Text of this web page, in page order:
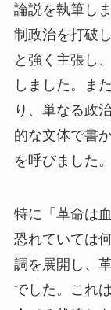
論説を執筆し
制政治を打破
と強く主張し
しました。ま
り、単なる政
的な文体で書
を呼びました。
特に「革命は
恐れていては
調を展開し、
でした。これ